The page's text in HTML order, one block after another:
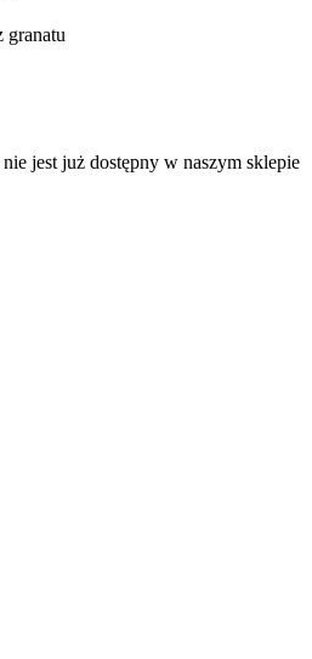
granatu
jest już dostępny w naszym sklepie